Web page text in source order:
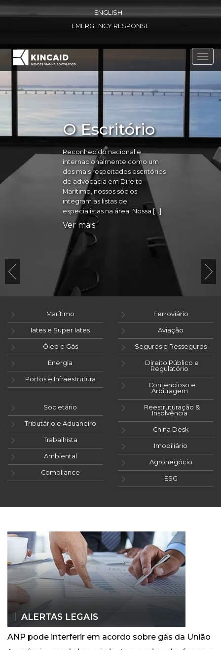
ENGLISH
EMERGENCY RESPONSE
O Escritório
Reconhecido nacional e
internacionalmente como um
dos mais respeitados escritórios
de advocacia em Direito
Marítimo, nossos sócios
integram as listas de
especialistas na área. Nossa […]
Ver mais
Marítimo
Iates e Super Iates
Óleo e Gás
Energia
Portos e Infraestrutura
Ferroviário
Aviação
Seguros e Resseguros
Direito Público e
Regulatório
Contencioso e
Arbitragem
Societário
Tributário e Aduaneiro
Trabalhista
Ambiental
Compliance
Reestruturação &
Insolvência
China Desk
Imobiliário
Agronegócio
ESG
ALERTAS LEGAIS
ANP pode interferir em acordo sobre gás da União